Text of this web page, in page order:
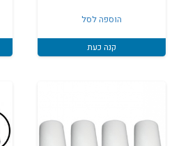
הוספה לסל
קנה כעת